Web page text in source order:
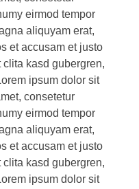
eirmod tempor
aliquyam erat,
et accusam et justo
kasd gubergren,
ipsum dolor sit
consetetur
eirmod tempor
aliquyam erat,
et accusam et justo
kasd gubergren,
ipsum dolor sit